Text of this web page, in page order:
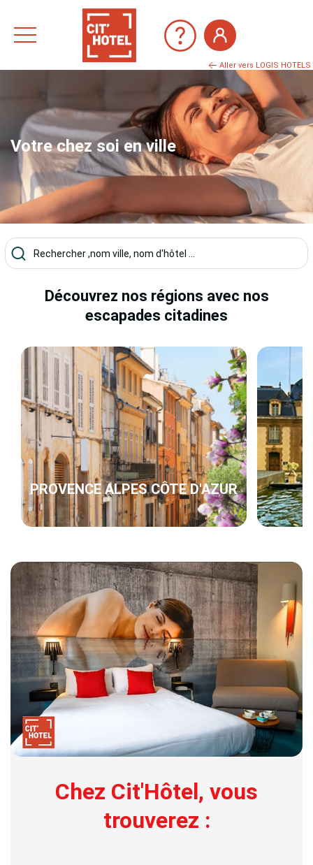
Aller vers LOGIS HOTELS
Votre chez soi en ville
Découvrez nos régions avec nos
escapades citadines
PROVENCE ALPES CÔTE D'AZUR
Chez Cit'Hôtel, vous
trouverez :